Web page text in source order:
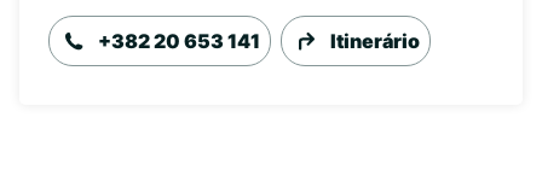
+382 20 653 141 Itinerário